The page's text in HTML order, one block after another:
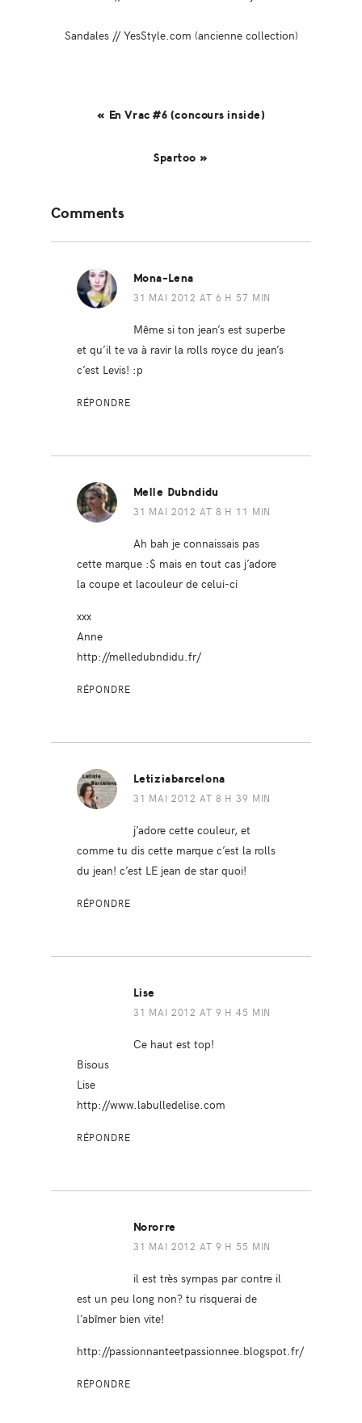
Sandales // YesStyle.com (ancienne collection)
« En Vrac #6 (concours inside)
Spartoo »
Interactions
Comments
Mona-Lena
31 MAI 2012 AT 6 H 57 MIN
Même si ton jean’s est superbe
et qu’il te va à ravir la rolls royce du jean’s
c’est Levis! :p
RÉPONDRE
Melle Dubndidu
31 MAI 2012 AT 8 H 11 MIN
Ah bah je connaissais pas
cette marque :$ mais en tout cas j’adore
la coupe et lacouleur de celui-ci
xxx
Anne
http://melledubndidu.fr/
RÉPONDRE
Letiziabarcelona
31 MAI 2012 AT 8 H 39 MIN
j’adore cette couleur, et
comme tu dis cette marque c’est la rolls
du jean! c’est LE jean de star quoi!
RÉPONDRE
Lise
31 MAI 2012 AT 9 H 45 MIN
Ce haut est top!
Bisous
Lise
http://www.labulledelise.com
RÉPONDRE
Nororre
31 MAI 2012 AT 9 H 55 MIN
il est très sympas par contre il
est un peu long non? tu risquerai de
l’abîmer bien vite!
http://passionnanteetpassionnee.blogspot.fr/
RÉPONDRE